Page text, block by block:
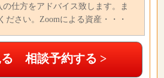
仕方をアドバイス致します。ま
ださい。Zoomによる資産・・・
る 相談予約する >